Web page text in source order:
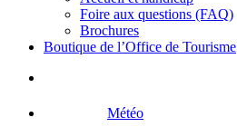
Foire aux questions (FAQ)
Brochures
Boutique de l’Office de Tourisme
Météo